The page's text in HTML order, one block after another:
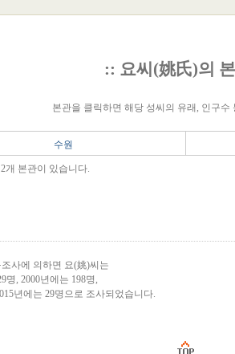
:: 요씨(姚氏)의
본관을 클릭하면 해당 성씨의 유래, 인구수
수원
개 본관이 있습니다.
사에 의하면 요(姚)씨는
명, 2000년에는 198명,
년에는 29명으로 조사되었습니다.